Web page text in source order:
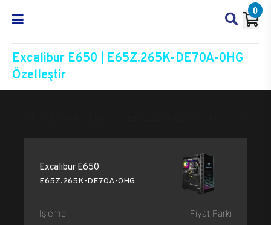
0
Excalibur E650 | E65Z.265K-DE70A-0HG
Özelleştir
Excalibur E650
E65Z.265K-DE70A-0HG
İşlemci Fiyat Farkı